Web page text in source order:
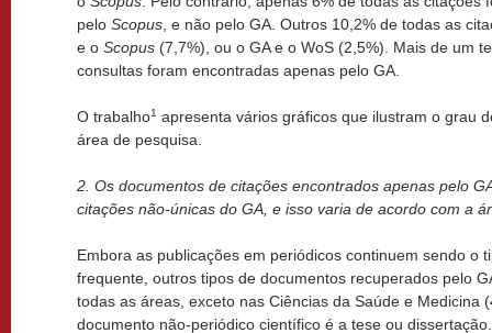
pelo Scopus , e não pelo GA. Outros 10,2% de todas as
e o Scopus (7,7%), ou o GA e o WoS (2,5%). Mais de um
consultas foram encontradas apenas pelo GA.
O trabalho1 apresenta vários gráficos que ilustram o grau
área de pesquisa.
2. Os documentos de citações encontrados apenas pelo
citações não-únicas do GA, e isso varia de acordo com a
Embora as publicações em periódicos continuem sendo o
frequente, outros tipos de documentos recuperados pelo
todas as áreas, exceto nas Ciências da Saúde e Medicina
documento não-periódico científico é a tese ou dissertação.